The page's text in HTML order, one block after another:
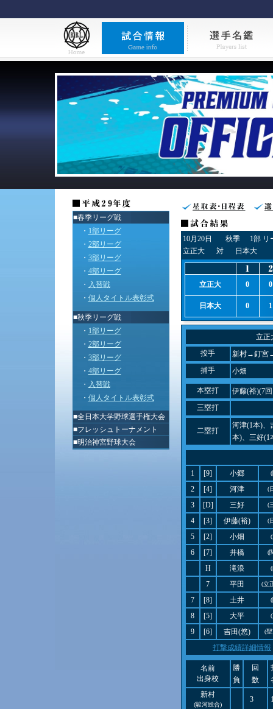
■春季リーグ戦
・ 1部リーグ
・ 2部リーグ
・ 3部リーグ
・ 4部リーグ
・ 入替戦
・ 個人タイトル表彰式
■秋季リーグ戦
・ 1部リーグ
・ 2部リーグ
・ 3部リーグ
・ 4部リーグ
・ 入替戦
・ 個人タイトル表彰式
■全日本大学野球選手権大会
■フレッシュトーナメント
■明治神宮野球大会
10月20日 秋季
1部 リ
立正大
対 日本大
立正大 0 0
日本大 0 1
立正
投手
新村→釘宮
捕手
小畑
本塁打
伊藤(裕)(7
三塁打
二塁打
河津(1本)、
本)、三好(1
1 [9] 小郷
2 [4] 河津 (
3 [D] 三好 (
4 [3] 伊藤(裕) (
5 [2] 小畑
6 [7] 井橋 (
H 滝浪
7 平田 (立
7 [8] 土井
8 [5] 大平
9 [6] 吉田(悠) (
打撃成績詳細情報
名前
出身校
勝
負
回
数
新村
(駿河総合)
3